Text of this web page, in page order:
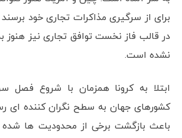
برای از سرگیری مذاکرات تجاری خود
در قالب فاز نخست توافق تجاری نیز هنوز
نشده است.
ابتلا به کرونا همزمان با شروع فصل
کشورهای جهان به سطح نگران کننده ای
باعث بازگشت برخی از محدودیت ها